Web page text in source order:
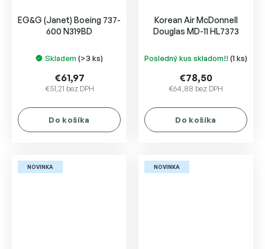
EG&G (Janet) Boeing 737-
600 N319BD
Skladem (>3 ks)
€51,21 bez DPH
€61,97
Do košíka
Korean Air McDonnell
Douglas MD-11 HL7373
Posledný kus skladom!! (1 ks)
€64,88 bez DPH
€78,50
Do košíka
NOVINKA NOVINKA